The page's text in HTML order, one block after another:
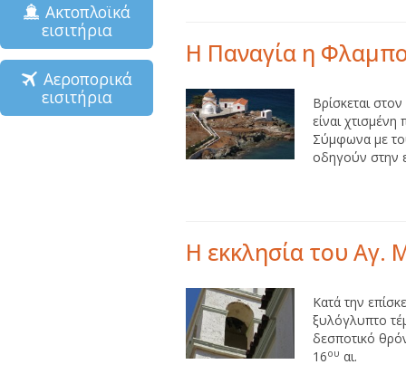
Ακτοπλοϊκά
εισιτήρια
Αεροπορικά
εισιτήρια
Η Παναγία η
Βρίσκεται
είναι
Σύμφωνα με
οδηγούν στην
Η εκκλησία του Αγ.
Κατά την
ξυλόγλυπτο
δεσποτικό
16ου αι.